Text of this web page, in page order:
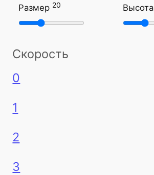
Размер 20 Высота
Скорость
0
1
2
3